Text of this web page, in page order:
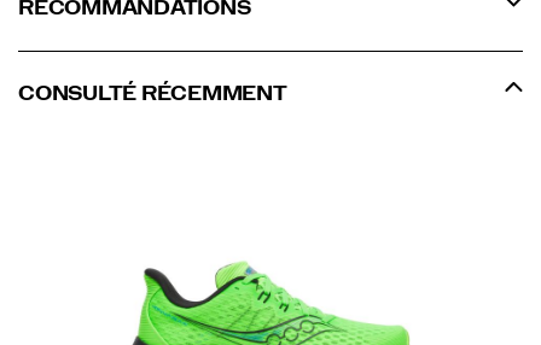
RECOMMANDATIONS
CONSULTÉ RÉCEMMENT